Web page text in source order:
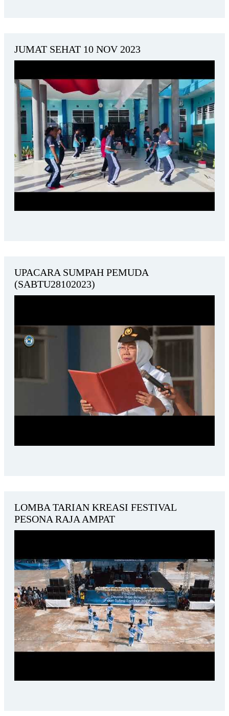
JUMAT SEHAT 10 NOV 2023
UPACARA SUMPAH PEMUDA
(SABTU28102023)
LOMBA TARIAN KREASI FESTIVAL
PESONA RAJA AMPAT